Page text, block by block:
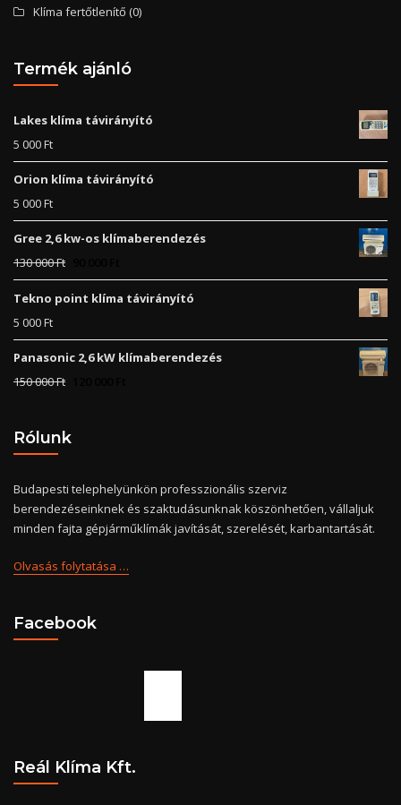
Klíma fertőtlenítő (0)
Termék ajánló
Lakes klíma távirányító
5 000Ft
Orion klíma távirányító
5 000Ft
Gree 2,6 kw-os klímaberendezés
130 000Ft
Tekno point klíma távirányító
5 000Ft
Panasonic 2,6 kW klímaberendezés
150 000Ft
Rólunk
Budapesti telephelyünkön professzionális szerviz
berendezéseinknek és szaktudásunknak köszönhetően, vállaljuk
minden fajta gépjárműklímák javítását, szerelését, karbantartását.
Olvasás folytatása …
Facebook
Zapraszamy do świata Slotica Online Casino - miejsca, gdzie
Reál Klíma Kft.